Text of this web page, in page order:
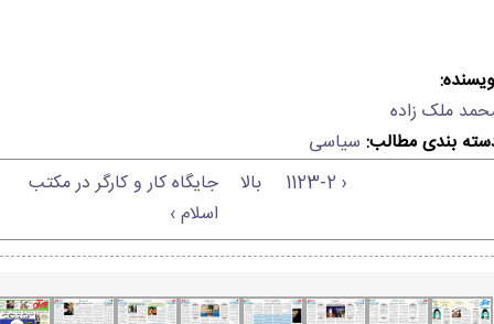
ملک زاده
بندی مطالب: سیاسی
‹ 1123-2
بالا
جایگاه کار و کارگر در مکتب
اسلام ›